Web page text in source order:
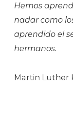
Hemos
nadar como
aprendido el
hermanos.
Martin Luther